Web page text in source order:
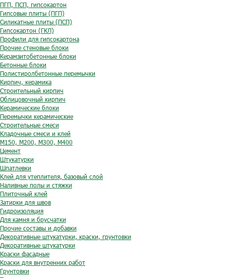
ПГП, ПСП, гипсокартон
Гипсовые плиты (ПГП)
Силикатные плиты (ПСП)
Гипсокартон (ГКЛ)
Профили для гипсокартона
Прочие стеновые блоки
Керамзитобетонные блоки
Бетонные блоки
Полистиролбетонные перемычки
Кирпич, керамика
Строительный кирпич
Облицовочный кирпич
Керамические блоки
Перемычки керамические
Строительные смеси
Кладочные смеси и клей
М150, М200, М300, М400
Цемент
Штукатурки
Шпатлевки
Клей для утеплителя, базовый слой
Наливные полы и стяжки
Плиточный клей
Затирки для швов
Гидроизоляция
Для камня и брусчатки
Прочие составы и добавки
Декоративные штукатурки, краски, грунтовки
Декоративные штукатурки
Краски фасадные
Краски для внутренних работ
Грунтовки